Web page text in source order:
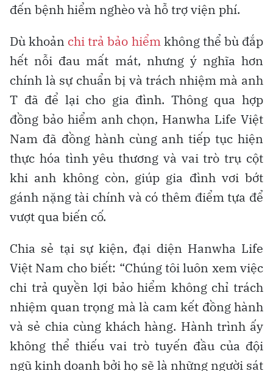
đến bệnh hiểm nghèo và hỗ trợ viện phí.
Dù khoản chi trả bảo hiểmkhông thể bù đắp
hết nỗi đau mất mát, nhưng ý nghĩa hơn
chính là sự chuẩn bị và trách nhiệm mà anh
T đã để lại cho gia đình. Thông qua hợp
đồng bảo hiểm anh chọn, Hanwha Life Việt
Nam đã đồng hành cùng anh tiếp tục hiện
thực hóa tình yêu thương và vai trò trụ cột
khi anh không còn, giúp gia đình vơi bớt
gánh nặng tài chính và có thêm điểm tựa để
vượt qua biến cố.
Chia sẻ tại sự kiện, đại diện Hanwha Life
Việt Nam cho biết: “Chúng tôi luôn xem việc
chi trả quyền lợi bảo hiểm không chỉ trách
nhiệm quan trọng mà là cam kết đồng hành
và sẻ chia cùng khách hàng. Hành trình ấy
không thể thiếu vai trò tuyến đầu của đội
ngũ kinh doanh bởi họ sẽ là những người sát